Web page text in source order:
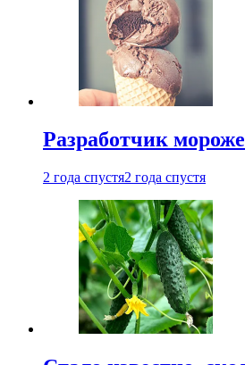
Разработчик
2 года спустя2 года спустя